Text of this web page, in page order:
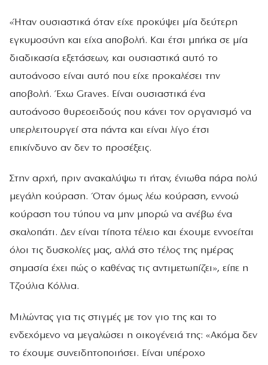
«Ήταν ουσιαστικά όταν είχε προκύψει μία δεύτερη
εγκυμοσύνη και είχα αποβολή. Και έτσι μπήκα σε μία
διαδικασία εξετάσεων, και ουσιαστικά αυτό το
αυτοάνοσο είναι αυτό που είχε προκαλέσει την
αποβολή. Έχω Graves. Είναι ουσιαστικά ένα
αυτοάνοσο θυρεοειδούς που κάνει τον οργανισμό να
υπερλειτουργεί στα πάντα και είναι λίγο έτσι
επικίνδυνο αν δεν το προσέξεις.
Στην αρχή, πριν ανακαλύψω τι ήταν, ένιωθα πάρα πολύ
μεγάλη κούραση. Όταν όμως λέω κούραση, εννοώ
κούραση του τύπου να μην μπορώ να ανέβω ένα
σκαλοπάτι. Δεν είναι τίποτα τέλειο και έχουμε εννοείται
όλοι τις δυσκολίες μας, αλλά στο τέλος της ημέρας
σημασία έχει πώς ο καθένας τις αντιμετωπίζει», είπε η
Τζούλια Κόλλια.
Μιλώντας για τις στιγμές με τον γιο της και το
ενδεχόμενο να μεγαλώσει η οικογένειά της: «Ακόμα δεν
το έχουμε συνειδητοποιήσει. Είναι υπέροχο